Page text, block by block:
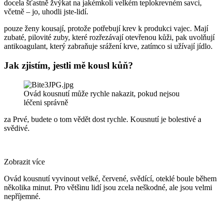
docela šťastně žvýkat na jakémkoli velkém teplokrevném savci,
včetně – jo, uhodli jste-lidí.
pouze ženy kousají, protože potřebují krev k produkci vajec. Mají
zubaté, pilovité zuby, které rozřezávají otevřenou kůži, pak uvolňují
antikoagulant, který zabraňuje srážení krve, zatímco si užívají jídlo.
Jak zjistím, jestli mě kousl kůň?
Ovád kousnutí může rychle nakazit, pokud nejsou
léčeni správně
za Prvé, budete o tom vědět dost rychle. Kousnutí je bolestivé a
svědivé.
Zobrazit více
Ovád kousnutí vyvinout velké, červené, svědící, oteklé boule během
několika minut. Pro většinu lidí jsou zcela neškodné, ale jsou velmi
nepříjemné.